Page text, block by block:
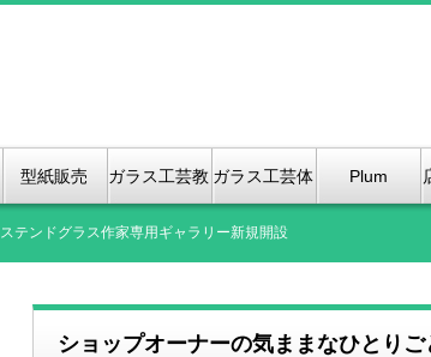
型紙販売 ガラス工芸教
室
ガラス工芸体
験紹介
Plum
Stained
ステンドグラス作家専用ギャラリー新規開設
ショップオーナーの気ままなひとりご